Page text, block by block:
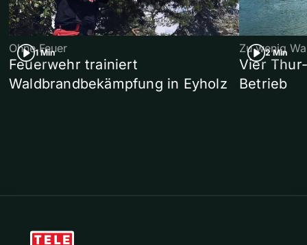
1 Min
Ohne Feuer
Feuerwehr trainiert
Waldbrandbekämpfung in Eyholz
2 Min
Zu wenig
Vier
Betrieb